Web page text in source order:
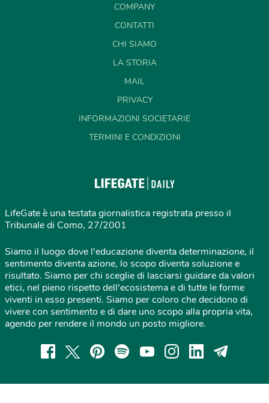
COMPANY
CONTATTI
CHI SIAMO
LA STORIA
MAIL
PRIVACY
INFORMAZIONI SOCIETARIE
TERMINI E CONDIZIONI
LifeGate è una testata giornalistica registrata presso il
Tribunale di Como, 27/2001
Siamo il luogo dove l'educazione diventa determinazione, il
sentimento diventa azione, lo scopo diventa soluzione e
risultato. Siamo per chi sceglie di lasciarsi guidare da valori
etici, nel pieno rispetto dell'ecosistema e di tutte le forme
viventi in esso presenti. Siamo per coloro che decidono di
vivere con sentimento e di dare uno scopo alla propria vita,
agendo per rendere il mondo un posto migliore.